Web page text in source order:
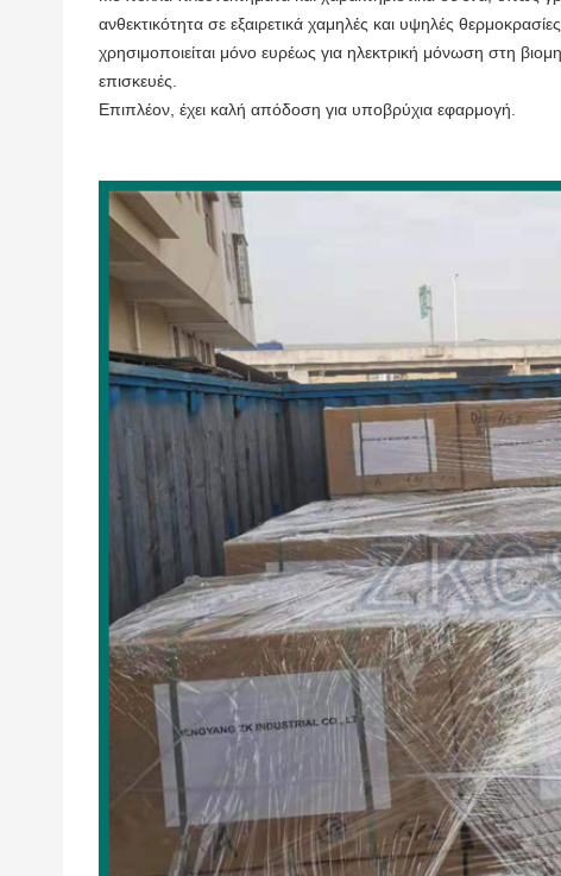
ανθεκτικότητα σε εξαιρετικά χαμηλές και υψηλές
χρησιμοποιείται μόνο ευρέως για ηλεκτρική μόνωση στη
επισκευές.
Επιπλέον, έχει καλή απόδοση για υποβρύχια εφαρμογή.